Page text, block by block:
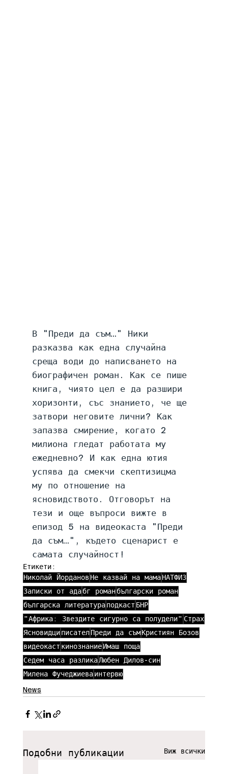
В "Преди да съм…" Ники
разказва как една случайна
среща води до написването на
биографичен роман. Как се пише
книга, чиято цел е да разшири
хоризонти, със знанието, че ще
затвори неговите лични? Как
запазва смирение, когато 2
милиона гледат работата му
ежедневно? И как една ютия
успява да смекчи скептизицма
му по отношение на
ясновидството. Отговорът на
тези и още въпроси вижте в
епизод 5 на видеокаста "Преди
да съм…", където сценарист е
самата случайност!
Етикети:
Николай Йорданов Не казвай на мама НАТФИЗ
Записки от адабг романбългарски роман
българска литература подкаст БНР
"Африка: Звездите сигурно са полудели" Страх
Ясновидци писател Преди да съм Кристиян Бозов
видеокаст кинознание Имаш поща
Седем часа разликаЛюбен Дилов-син
Милена Фучеджиева интервю
News
Подобни публикации Виж всички